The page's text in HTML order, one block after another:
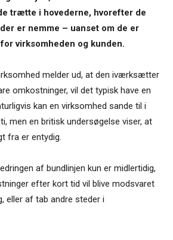
trætte i hovederne, hvorefter de
er nemme – uanset om de er
virksomheden og kunden.
melder ud, at den iværksætter
omkostninger, vil det typisk have en
kan en virksomhed sande til i
men en britisk undersøgelse viser, at
fra er entydig.
af bundlinjen kun er midlertidig,
efter kort tid vil blive modsvaret
eller af tab andre steder i